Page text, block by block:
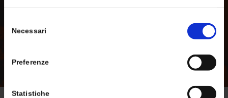
delNecessari
Preferenze
Statistiche